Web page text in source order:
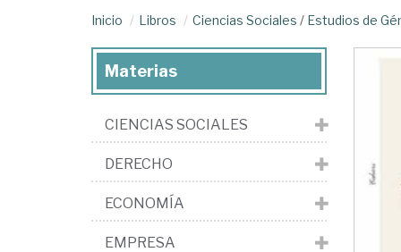
Inicio Libros Ciencias Sociales / Estudios de
Materias
CIENCIAS SOCIALES
DERECHO
ECONOMÍA
EMPRESA